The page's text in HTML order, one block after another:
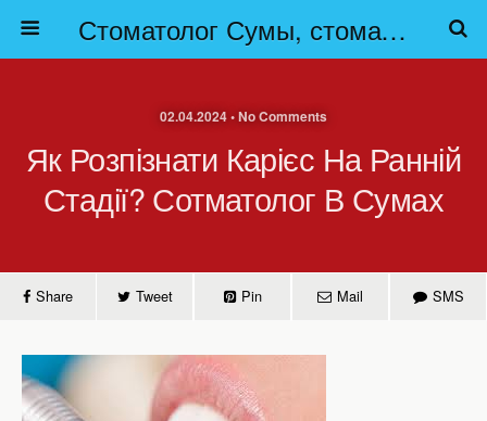
Стоматолог Сумы, стоматологические клиники Сумы, детская стоматология в Сумах. | Частная стоматология Сумы
02.04.2024 • No Comments
Як Розпізнати Карієс На Ранній
Стадії? Сотматолог В Сумах
Share Tweet Pin Mail SMS